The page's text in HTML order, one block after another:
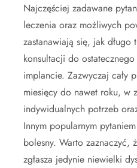
Najczęściej zadawane
leczenia oraz możliwych
zastanawiają się, jak
konsultacji do
implancie. Zazwyczaj cały
miesięcy do nawet roku, w
indywidualnych potrzeb
Innym popularnym
bolesny. Warto zaznaczyć,
zgłasza jedynie niewielki